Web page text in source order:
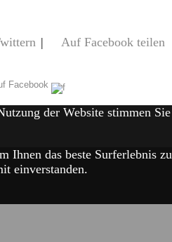
| Auf Facebook teilen
Facebook
der Website stimmen
das beste Surferlebnis
einverstanden.